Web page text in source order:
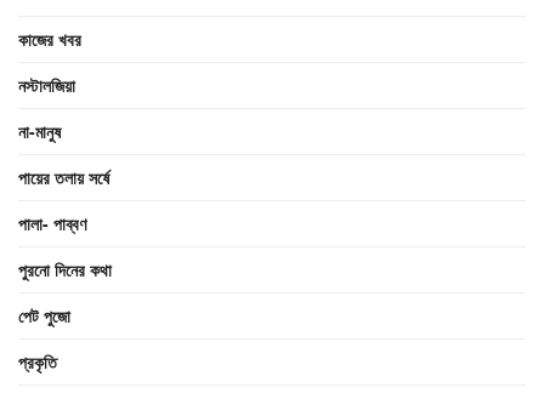
কাজের খবর
নস্টালজিয়া
না-মানুষ
পায়ের তলায় সর্ষে
পালা- পাব্বণ
পুরনো দিনের কথা
পেট পুজো
প্রকৃতি